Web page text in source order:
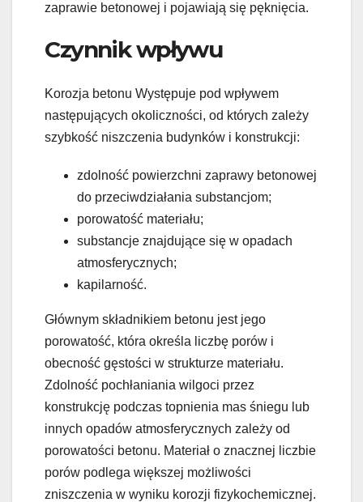
zaprawie betonowej i pojawiają się pęknięcia.
Czynnik wpływu
Korozja betonu Występuje pod wpływem
następujących okoliczności, od których zależy
szybkość niszczenia budynków i konstrukcji:
zdolność powierzchni zaprawy betonowej
do przeciwdziałania substancjom;
porowatość materiału;
substancje znajdujące się w opadach
atmosferycznych;
kapilarność.
Głównym składnikiem betonu jest jego
porowatość, która określa liczbę porów i
obecność gęstości w strukturze materiału.
Zdolność pochłaniania wilgoci przez
konstrukcję podczas topnienia mas śniegu lub
innych opadów atmosferycznych zależy od
porowatości betonu. Materiał o znacznej liczbie
porów podlega większej możliwości
zniszczenia w wyniku korozji fizykochemicznej.